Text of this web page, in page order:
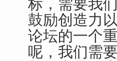
标，需要我
鼓励创造力
论坛的一个
呢，我们需